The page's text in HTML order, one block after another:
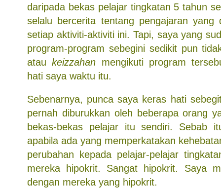
daripada bekas pelajar tingkatan 5 tahun
selalu bercerita tentang pengajaran yang
setiap aktiviti-aktiviti ini. Tapi, saya yang
program-program sebegini sedikit pun
ataukeizzahan mengikuti program
hati saya waktu itu.
Sebenarnya, punca saya keras hati
pernah diburukkan oleh beberapa orang
bekas-bekas pelajar itu sendiri. Sebab
apabila ada yang memperkatakan
perubahan kepada pelajar-pelajar
mereka hipokrit. Sangat hipokrit. Saya
dengan mereka yang hipokrit.